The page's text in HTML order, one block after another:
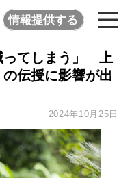
情報提供する
ってしまう」 上
伝授に影響が出
2024年10月25日